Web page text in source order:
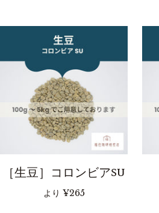
［生豆］コロンビアSU
より ¥265